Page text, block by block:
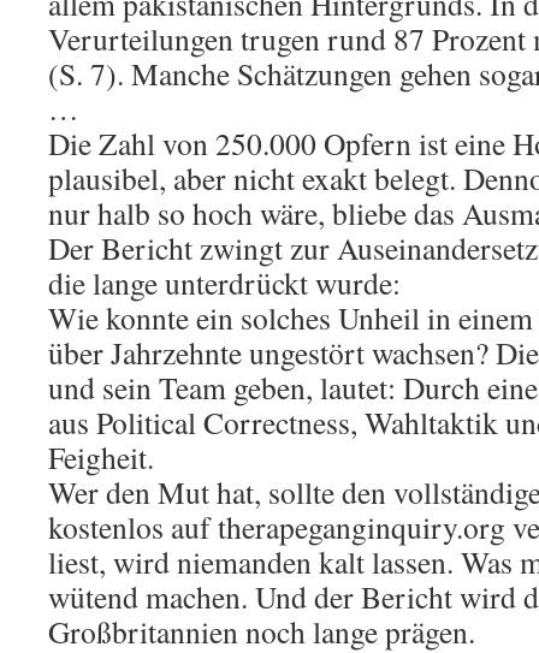
Verurteilungen trugen rund 87 Prozent
(S. 7). Manche Schätzungen gehen
…
Die Zahl von 250.000 Opfern ist eine
plausibel, aber nicht exakt belegt.
nur halb so hoch wäre, bliebe das
Der Bericht zwingt zur
die lange unterdrückt wurde:
Wie konnte ein solches Unheil in
über Jahrzehnte ungestört wachsen?
und sein Team geben, lautet: Durch
aus Political Correctness, Wahltaktik
Feigheit.
Wer den Mut hat, sollte den
kostenlos auf therapeganginquiry.org
liest, wird niemanden kalt lassen. Was
wütend machen. Und der Bericht wird
Großbritannien noch lange prägen.